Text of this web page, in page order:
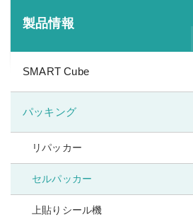
製品情報
SMART Cube
パッキング
リパッカー
セルパッカー
上貼りシール機